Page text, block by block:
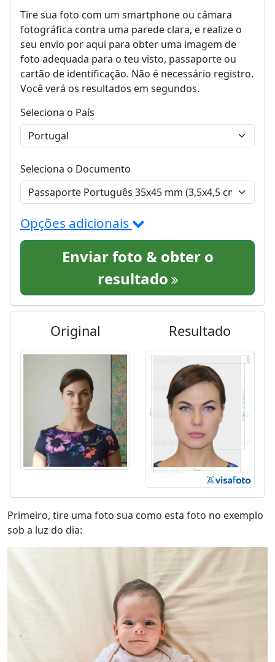
Tire sua foto com um smartphone ou câmara
fotográfica contra uma parede clara, e realize o
seu envio por aqui para obter uma imagem de
foto adequada para o teu visto, passaporte ou
cartão de identificação. Não é necessário registro.
Você verá os resultados em segundos.
Seleciona o País
Seleciona o Documento
Opções adicionais
Enviar foto & obter o
resultado
Original Resultado
Primeiro, tire uma foto sua como esta foto no exemplo
sob a luz do dia: